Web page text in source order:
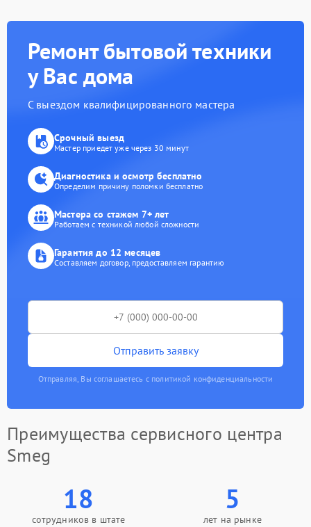
Ремонт бытовой техники
у Вас дома
С выездом квалифицированного мастера
Срочный выезд
Мастер приедет уже через 30 минут
Диагностика и осмотр бесплатно
Определим причину поломки бесплатно
Мастера со стажем 7+ лет
Работаем с техникой любой сложности
Гарантия до 12 месяцев
Составляем договор, предоставляем гарантию
Отправить заявку
Отправляя, Вы соглашаетесь с политикой конфиденциальности
Преимущества сервисного центра
Smeg
18
сотрудников в штате
5
лет на рынке